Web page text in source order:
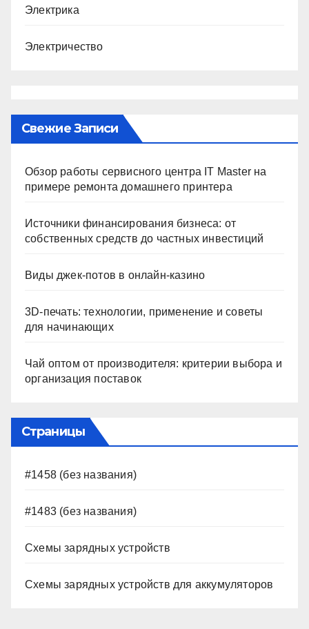
Электрика
Электричество
Свежие Записи
Обзор работы сервисного центра IT Master на
примере ремонта домашнего принтера
Источники финансирования бизнеса: от
собственных средств до частных инвестиций
Виды джек-потов в онлайн-казино
3D-печать: технологии, применение и советы
для начинающих
Чай оптом от производителя: критерии выбора и
организация поставок
Страницы
#1458 (без названия)
#1483 (без названия)
Схемы зарядных устройств
Схемы зарядных устройств для аккумуляторов